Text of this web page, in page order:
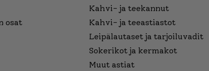
osat
Kahvi- ja teekannut
Kahvi- ja teeastiastot
Leipälautaset ja tarjoiluvadit
Sokerikot ja kermakot
Muut astiat